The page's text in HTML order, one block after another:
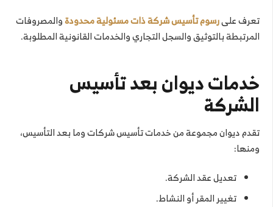
تعرف علىرسوم تأسيس شركة ذات مسئولية محدودةوالمصروفات
المرتبطة بالتوثيق والسجل التجاري والخدمات القانونية المطلوبة.
خدمات ديوان بعد تأسيس
الشركة
تقدم ديوان مجموعة من خدمات تأسيس شركات وما بعد التأسيس،
ومنها:
تعديل عقد الشركة.
تغيير المقر أو النشاط.